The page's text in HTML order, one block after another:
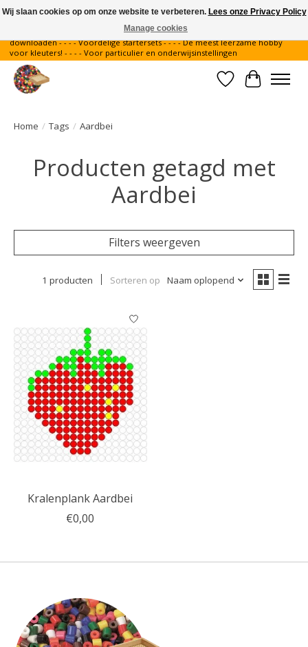
Gratis verzending binnen Nederland - - - - Legvoorbeelden gratis te
downloaden - - - - Voordelige startersets - - - - De meest leerzame hobby
voor kleuters! - - - - Voor particulier en onderwijsinstellingen
Verlanglijst
Home / Tags / Aardbei
Producten getagd met
Aardbei
Filters weergeven
1 producten Sorteren op Naam oplopend
Kralenplank Aardbei
€0,00
Wij slaan cookies op om onze website te verbeteren. Lees onze Privacy Policy
Manage cookies